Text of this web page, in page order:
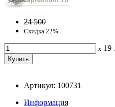
24 500
Скидка 22%
x 19
Артикул: 100731
Информация